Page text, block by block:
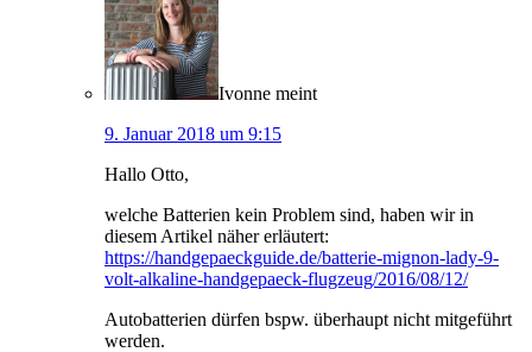
Ivonne meint
9. Januar 2018 um 9:15
Hallo Otto,
welche Batterien kein Problem sind, haben wir in
diesem Artikel näher erläutert:
https://handgepaeckguide.de/batterie-mignon-lady-9-
volt-alkaline-handgepaeck-flugzeug/2016/08/12/
Autobatterien dürfen bspw. überhaupt nicht mitgeführt
werden.